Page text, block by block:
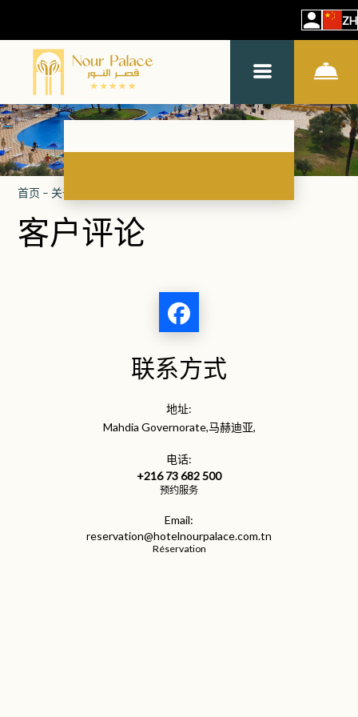
ZH
首页 – 关于酒店
客户评论
联系方式
地址:
Mahdia Governorate,马赫迪亚,
电话:
+216 73 682 500
预约服务
Email:
reservation@hotelnourpalace.com.tn
Réservation